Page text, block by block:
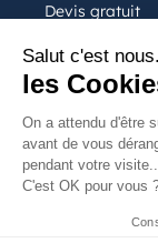
Devis gratuit
FAQ
Salut c'est
les
On a attendu d'être
avant de vous
pendant votre visite...
C'est OK pour vous